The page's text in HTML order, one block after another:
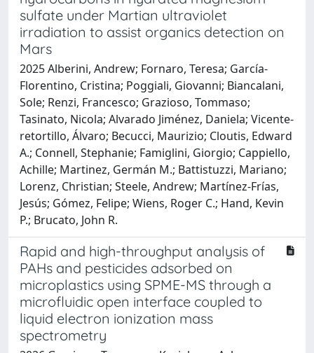
sulfate under Martian ultraviolet
irradiation to assist organics detection on
Mars
2025 Alberini, Andrew; Fornaro, Teresa; García-
Florentino, Cristina; Poggiali, Giovanni; Biancalani,
Sole; Renzi, Francesco; Grazioso, Tommaso;
Tasinato, Nicola; Alvarado Jiménez, Daniela; Vicente‐
retortillo, Álvaro; Becucci, Maurizio; Cloutis, Edward
A.; Connell, Stephanie; Famiglini, Giorgio; Cappiello,
Achille; Martinez, Germán M.; Battistuzzi, Mariano;
Lorenz, Christian; Steele, Andrew; Martínez-Frías,
Jesús; Gómez, Felipe; Wiens, Roger C.; Hand, Kevin
P.; Brucato, John R.
Rapid and high-throughput analysis of
PAHs and pesticides adsorbed on
microplastics using SPME-MS through a
microfluidic open interface coupled to
liquid electron ionization mass
spectrometry